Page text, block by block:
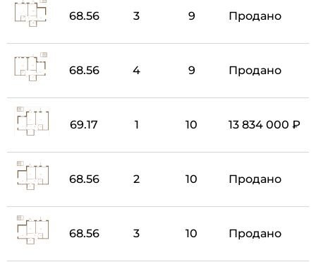
68.56 3 9 Продано
68.56 4 9 Продано
69.17 1 10 13 834 000 ₽
68.56 2 10 Продано
68.56 3 10 Продано